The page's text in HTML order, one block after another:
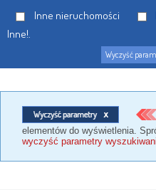
Inne nieruchomości
Inne!.
Wyczyść
elementów do wyświetlenia.
wyczyść parametry